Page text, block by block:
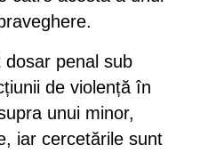
penal sub
de violență în
unui minor,
iar cercetările sunt